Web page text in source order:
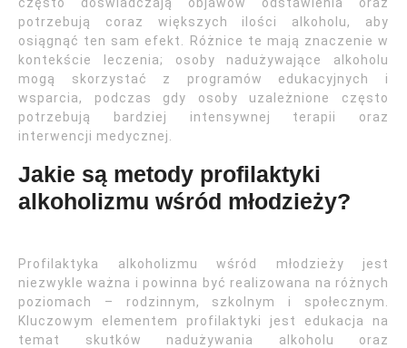
potrzebują coraz większych ilości alkoholu, aby
osiągnąć ten sam efekt. Różnice te mają znaczenie w
kontekście leczenia; osoby nadużywające alkoholu
mogą skorzystać z programów edukacyjnych i
wsparcia, podczas gdy osoby uzależnione często
potrzebują bardziej intensywnej terapii oraz
interwencji medycznej.
Jakie są metody profilaktyki
alkoholizmu wśród młodzieży?
Profilaktyka alkoholizmu wśród młodzieży jest
niezwykle ważna i powinna być realizowana na różnych
poziomach – rodzinnym, szkolnym i społecznym.
Kluczowym elementem profilaktyki jest edukacja na
temat skutków nadużywania alkoholu oraz